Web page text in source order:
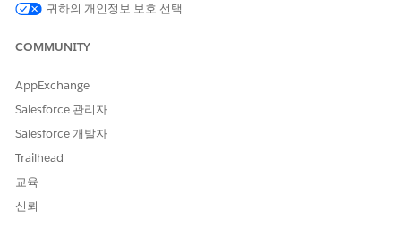
예: 피싱 위험 시나리오
조직이 모든 사업부 및 공급업체에서 피싱 공격 위협을 추적하는
방법을 표준화하려고 한다고 가정합니다. 다음 값을 사용하여 라
이브러리에 단일 위험 시나리오를 만듭니다.
이름: 피싱 공격
귀하의 개인정보 보호 선택
COMMUNITY
AppExchange
Salesforce 관리자
Salesforce 개발자
Trailhead
교육
신뢰